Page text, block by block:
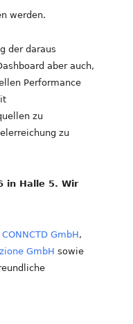
werden.
der daraus
aber auch,
Performance
zu
zu
in Halle 5. Wir
CONNCTD GmbH,
GmbH sowie